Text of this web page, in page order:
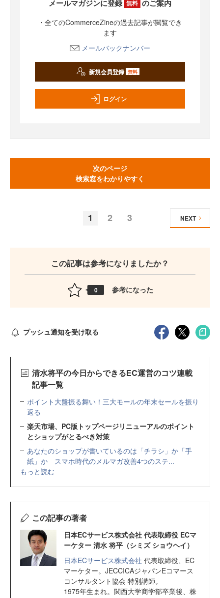
メールマガジンに登録 無料 のご案内
・全てのCommerceZineの過去記事が閲覧でき
ます
メールバックナンバー
新規会員登録 無料
ログイン
次のページ
検索窓をわかりやすく
1 2 3 NEXT
この記事は参考になりましたか？
0 参考になった
プッシュ通知を受け取る
清水将平の今日からできるEC運営のコツ連載
記事一覧
ポイント大盤振る舞い！三大モールの年末セールを振り
返る
楽天市場、PC版トップページリニューアルのポイント
とショップがとるべき対策
あなたのショップが書いているのは「チラシ」か「手
紙」か スマホ時代のメルマガ改善4つのステ...
もっと読む
この記事の著者
日本ECサービス株式会社 代表取締役 ECマ
ーケター 清水 将平（シミズ ショウヘイ）
日本ECサービス株式会社 代表取締役、EC
マーケター。JECCICAジャパンEコマース
コンサルタント協会 特別講師。
1975年生まれ。関西大学商学部卒業後、株